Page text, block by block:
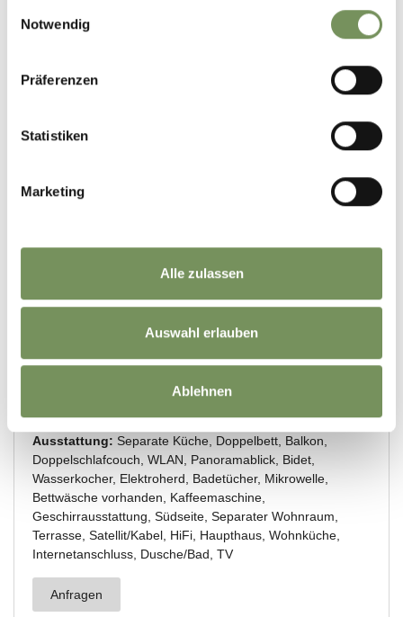
Notwendig
Präferenzen
Statistiken
Marketing
Alle zulassen
Auswahl erlauben
Ablehnen